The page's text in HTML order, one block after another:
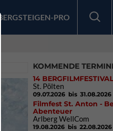
BERGSTEIGEN-PRO
KOMMENDE
14
St. Pölten
09.07.2026 bis 31.08.2026
Filmfest St. Anton -
Abenteuer
Arlberg WellCom
19.08.2026 bis 22.08.2026